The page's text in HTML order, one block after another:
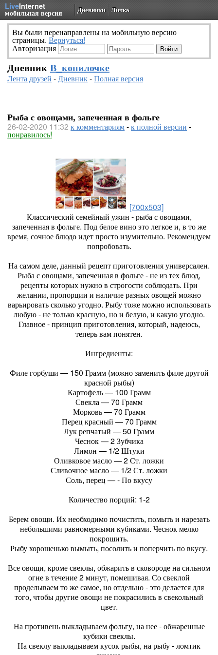
LiveInternet
мобильная версия Дневники Личка
Вы были перенаправлены на мобильную версию
страницы. Вернуться!
Авторизация
Дневник В_копилочке
Лента друзей -Дневник-Полная версия
Рыба с овощами, запеченная в фольге
26-02-2020 11:32 к комментариям-к полной версии -
понравилось!
[700x503]
Классический семейный ужин - рыба с овощами,
запеченная в фольге. Под белое вино это легкое и, в то же
время, сочное блюдо идет просто изумительно. Рекомендуем
попробовать.
На самом деле, данный рецепт приготовления универсален.
Рыба с овощами, запеченная в фольге - не из тех блюд,
рецепты которых нужно в строгости соблюдать. При
желании, пропорции и наличие разных овощей можно
варьировать сколько угодно. Рыбу тоже можно использовать
любую - не только красную, но и белую, и какую угодно.
Главное - принцип приготовления, который, надеюсь,
теперь вам понятен.
Ингредиенты:
Филе горбуши — 150 Грамм (можно заменить филе другой
красной рыбы)
Картофель — 100 Грамм
Свекла — 70 Грамм
Морковь — 70 Грамм
Перец красный — 70 Грамм
Лук репчатый — 50 Грамм
Чеснок — 2 Зубчика
Лимон — 1/2 Штуки
Оливковое масло — 2 Ст. ложки
Сливочное масло — 1/2 Ст. ложки
Соль, перец — - По вкусу
Количество порций: 1-2
Берем овощи. Их необходимо почистить, помыть и нарезать
небольшими равномерными кубиками. Чеснок мелко
покрошить.
Рыбу хорошенько вымыть, посолить и поперчить по вкусу.
Все овощи, кроме свеклы, обжарить в сковороде на сильном
огне в течение 2 минут, помешивая. Со свеклой
проделываем то же самое, но отдельно - это делается для
того, чтобы другие овощи не покрасились в свекольный
цвет.
На противень выкладываем фольгу, на нее - обжаренные
кубики свеклы.
На свеклу выкладываем кусок рыбы, на рыбу - ломтик